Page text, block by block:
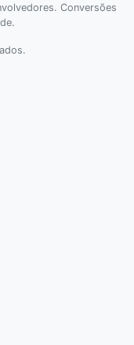
Conversões